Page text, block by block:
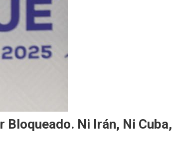
Bloqueado. Ni Irán, Ni Cuba,